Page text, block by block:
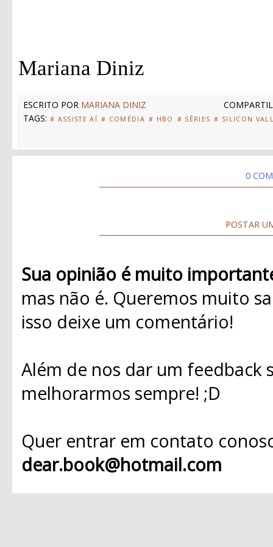
Mariana Diniz
ESCRITO POR MARIANA DINIZ
TAGS: # ASSISTE AÍ # COMÉDIA # HBO # SÉRIES # SILICON
0
POSTAR
Sua opinião é muito
mas não é. Queremos muito
isso deixe um comentário!
Além de nos dar um
melhorarmos sempre! ;D
Quer entrar em contato
dear.book@hotmail.com